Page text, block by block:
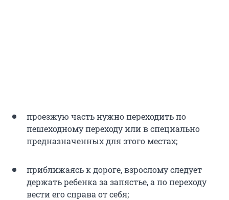
проезжую часть нужно переходить по
пешеходному переходу или в специально
предназначенных для этого местах;
приближаясь к дороге, взрослому следует
держать ребенка за запястье, а по переходу
вести его справа от себя;